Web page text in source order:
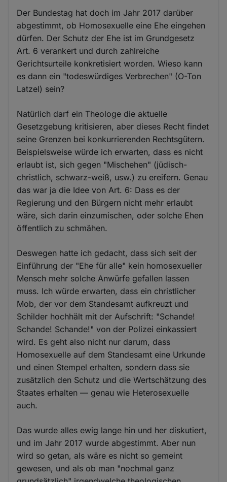
Der Bundestag hat doch im Jahr 2017 darüber
abgestimmt, ob Homosexuelle eine Ehe eingehen
dürfen. Der Schutz der Ehe ist im Grundgesetz
Art. 6 verankert und durch zahlreiche
Gerichtsurteile konkretisiert worden. Wieso kann
es dann ein "todeswürdiges Verbrechen" (O-Ton
Latzel) sein?
Natürlich darf ein Theologe die aktuelle
Gesetzgebung kritisieren, aber dieses Recht findet
seine Grenzen bei konkurrierenden Rechtsgütern.
Beispielsweise würde ich erwarten, dass es nicht
erlaubt ist, sich gegen "Mischehen" (jüdisch-
christlich, schwarz-weiß, usw.) zu ereifern. Genau
das war ja die Idee von Art. 6: Dass es der
Regierung und den Bürgern nicht mehr erlaubt
wäre, sich darin einzumischen, oder solche Ehen
öffentlich zu schmähen.
Deswegen hatte ich gedacht, dass sich seit der
Einführung der "Ehe für alle" kein homosexueller
Mensch mehr solche Anwürfe gefallen lassen
muss. Ich würde erwarten, dass ein christlicher
Mob, der vor dem Standesamt aufkreuzt und
Schilder hochhält mit der Aufschrift: "Schande!
Schande! Schande!" von der Polizei einkassiert
wird. Es geht also nicht nur darum, dass
Homosexuelle auf dem Standesamt eine Urkunde
und einen Stempel erhalten, sondern dass sie
zusätzlich den Schutz und die Wertschätzung des
Staates erhalten — genau wie Heterosexuelle
auch.
Das wurde alles ewig lange hin und her diskutiert,
und im Jahr 2017 wurde abgestimmt. Aber nun
wird so getan, als wäre es nicht so gemeint
gewesen, und als ob man "nochmal ganz